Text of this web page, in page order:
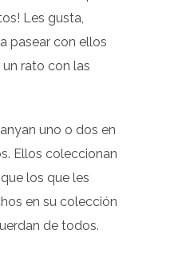
Les gusta,
pasear con ellos
rato con las
uno o dos en
Ellos coleccionan
los que les
en su colección
de todos.